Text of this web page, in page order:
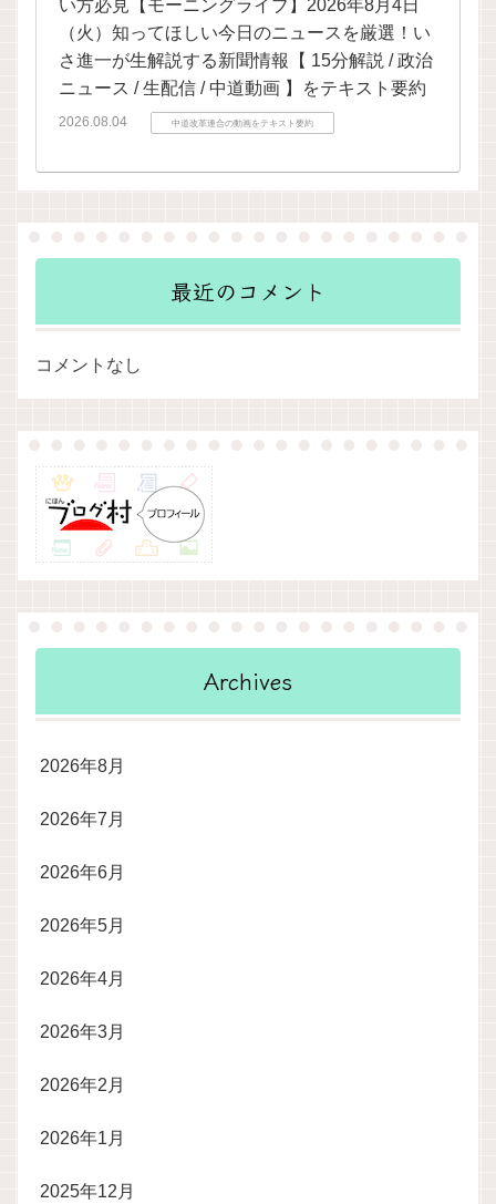
い方必見【モーニングライブ】2026年8月4日
（火）知ってほしい今日のニュースを厳選！い
さ進一が生解説する新聞情報【 15分解説 / 政治
ニュース / 生配信 / 中道動画 】をテキスト要約
2026.08.04 中道改革連合の動画をテキスト要約
最近のコメント
コメントなし
Archives
2026年8月
2026年7月
2026年6月
2026年5月
2026年4月
2026年3月
2026年2月
2026年1月
2025年12月